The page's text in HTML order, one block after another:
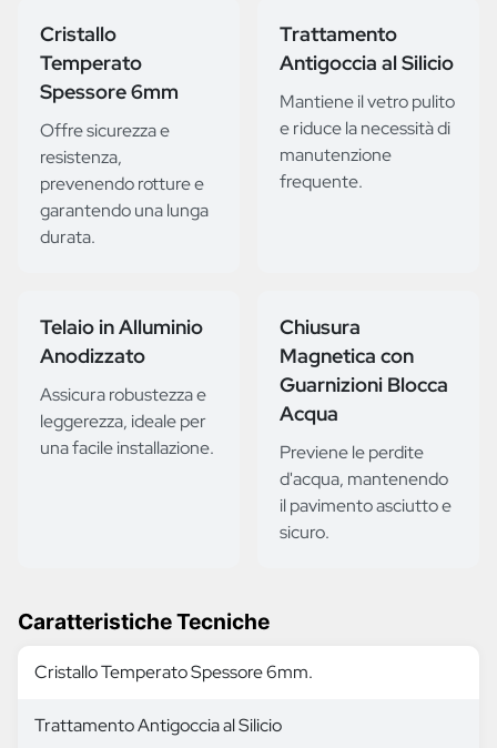
Cristallo
Temperato
Spessore 6mm
Offre sicurezza e
resistenza,
prevenendo rotture e
garantendo una lunga
durata.
Trattamento
Antigoccia al Silicio
Mantiene il vetro pulito
e riduce la necessità di
manutenzione
frequente.
Telaio in Alluminio
Anodizzato
Assicura robustezza e
leggerezza, ideale per
una facile installazione.
Chiusura
Magnetica con
Guarnizioni Blocca
Acqua
Previene le perdite
d'acqua, mantenendo
il pavimento asciutto e
sicuro.
Caratteristiche Tecniche
Cristallo Temperato Spessore 6mm.
Trattamento Antigoccia al Silicio